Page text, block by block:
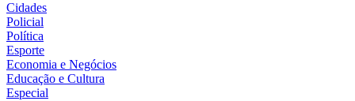
Cidades
Policial
Política
Esporte
Economia e Negócios
Educação e Cultura
Especial